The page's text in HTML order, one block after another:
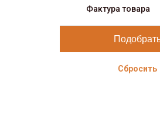
Фактура товара
Сбросить